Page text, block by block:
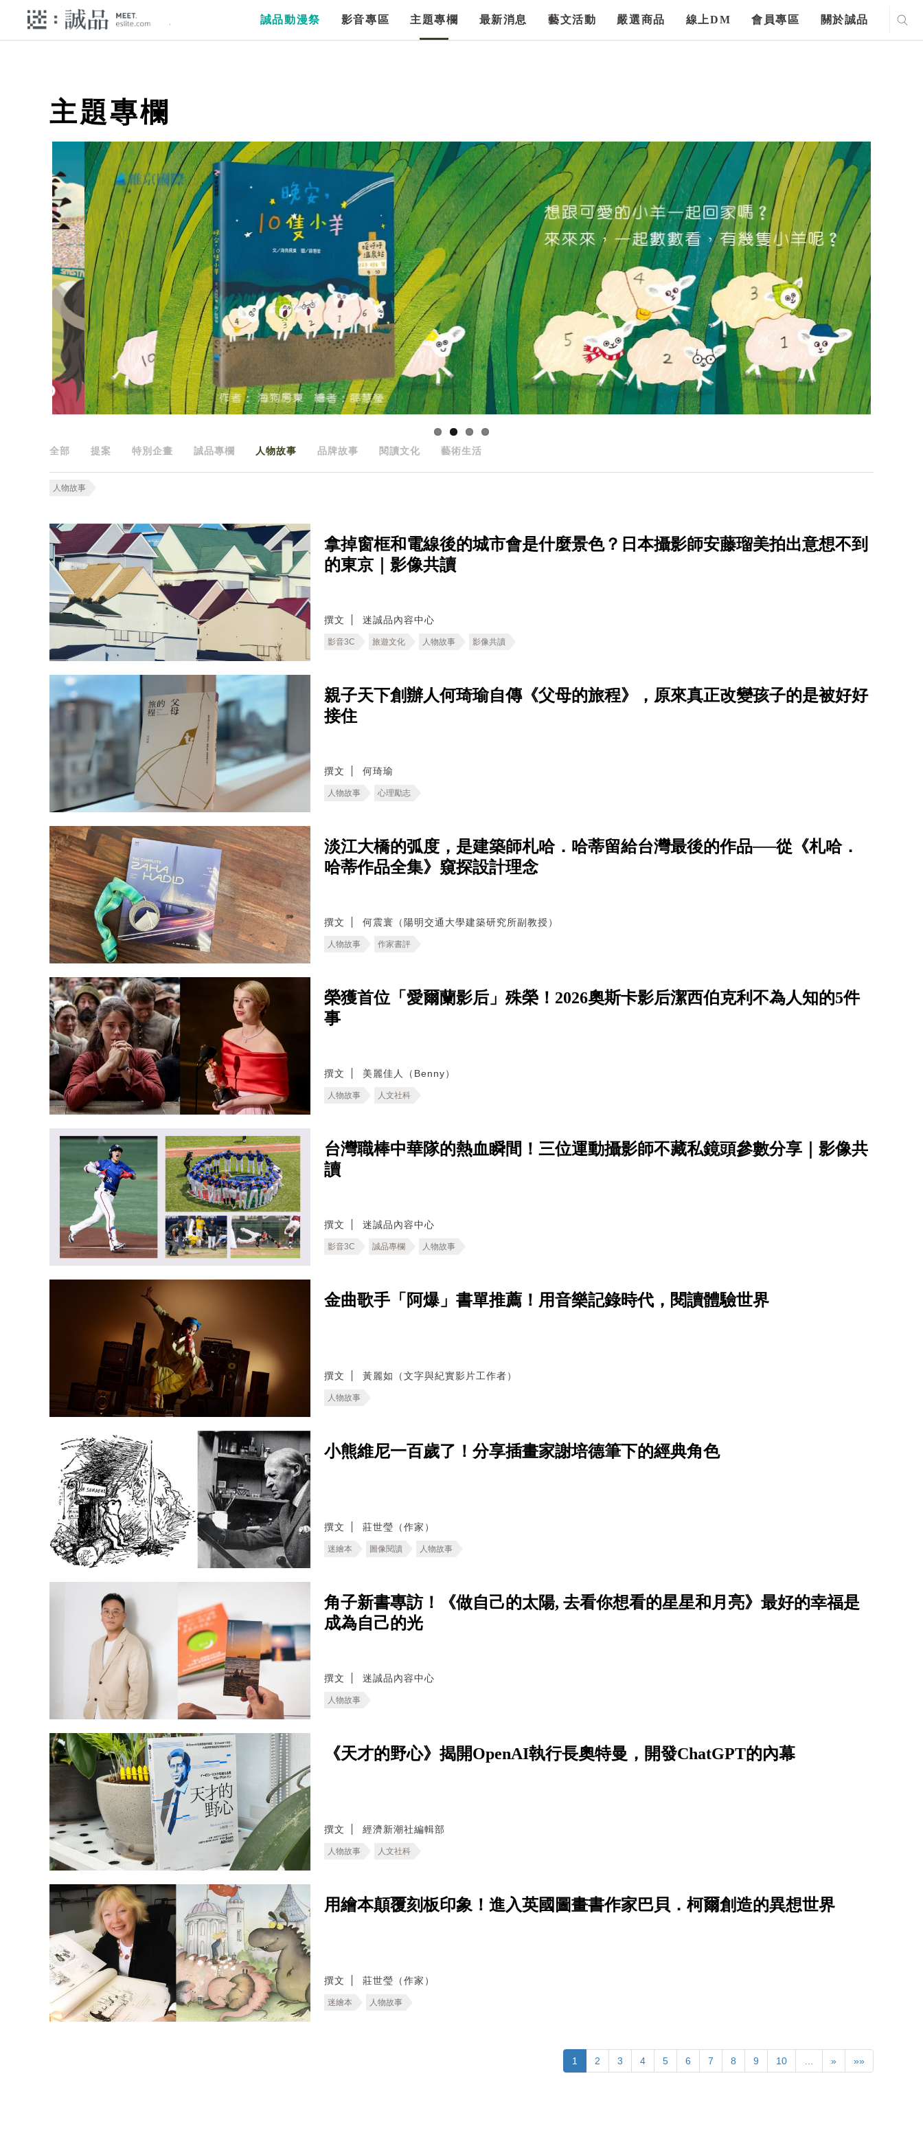
誠品動漫祭 影音專區 主題專欄 最新消息 藝文活動 嚴選商品 線上DM 會員專區 關於誠品
主題專欄
全部 提案 特別企畫 誠品專欄 人物故事 品牌故事 閱讀文化 藝術生活
人物故事
拿掉窗框和電線後的城市會是什麼景色？日本攝影師安藤瑠美拍出意想不到
的東京｜影像共讀
撰文 迷誠品內容中心
影音3C 旅遊文化 人物故事 影像共讀
親子天下創辦人何琦瑜自傳《父母的旅程》，原來真正改變孩子的是被好好
接住
撰文 何琦瑜
人物故事 心理勵志
淡江大橋的弧度，是建築師札哈．哈蒂留給台灣最後的作品──從《札哈．
哈蒂作品全集》窺探設計理念
撰文 何震寰（陽明交通大學建築研究所副教授）
人物故事 作家書評
榮獲首位「愛爾蘭影后」殊榮！2026奧斯卡影后潔西伯克利不為人知的5件
事
撰文 美麗佳人（Benny）
人物故事 人文社科
台灣職棒中華隊的熱血瞬間！三位運動攝影師不藏私鏡頭參數分享｜影像共
讀
撰文 迷誠品內容中心
影音3C 誠品專欄 人物故事
金曲歌手「阿爆」書單推薦！用音樂記錄時代，閱讀體驗世界
撰文 黃麗如（文字與紀實影片工作者）
人物故事
小熊維尼一百歲了！分享插畫家謝培德筆下的經典角色
撰文 莊世瑩（作家）
迷繪本 圖像閱讀 人物故事
角子新書專訪！《做自己的太陽, 去看你想看的星星和月亮》最好的幸福是
成為自己的光
撰文 迷誠品內容中心
人物故事
《天才的野心》揭開OpenAI執行長奧特曼，開發ChatGPT的內幕
撰文 經濟新潮社編輯部
人物故事 人文社科
用繪本顛覆刻板印象！進入英國圖畫書作家巴貝．柯爾創造的異想世界
撰文 莊世瑩（作家）
迷繪本 人物故事
1 2 3 4 5 6 7 8 9 10 … » »»